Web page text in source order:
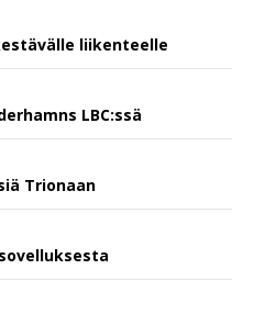
liikenteelle
LBC:ssä
Trionaan